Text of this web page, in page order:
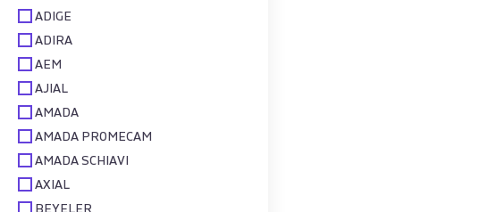
ADIGE
ADIRA
AEM
AJIAL
AMADA
AMADA PROMECAM
AMADA SCHIAVI
AXIAL
BEYELER